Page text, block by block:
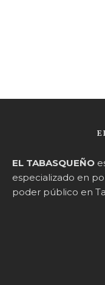
EL TABASQUEÑO
especializado en
poder público en